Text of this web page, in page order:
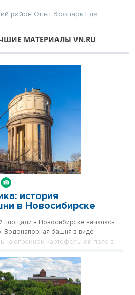
район Опыт Зоопарк Еда
МАТЕРИАЛЫ VN.RU
история
в Новосибирске
площади в Новосибирске началась
Водонапорная башня в виде
на огромном картофельном поле в
здание на площади Маркса
хорошо видно только с высоких
Башне никогда не везло.
которую сажали жители
пятиэтажки, а после